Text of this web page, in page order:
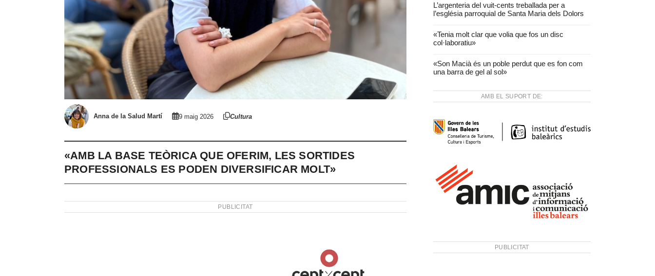
Anna de la Salud Martí 9 maig 2026 Cultura
«AMB LA BASE TEÒRICA QUE OFERIM, LES SORTIDES
PROFESSIONALS ES PODEN DIVERSIFICAR MOLT»
PUBLICITAT
L’argenteria del vuit-cents treballada per a
l’església parroquial de Santa Maria dels Dolors
«Tenia molt clar que volia que fos un disc
col·laboratiu»
«Son Macià és un poble perdut que es fon com
una barra de gel al sol»
AMB EL SUPORT DE:
PUBLICITAT